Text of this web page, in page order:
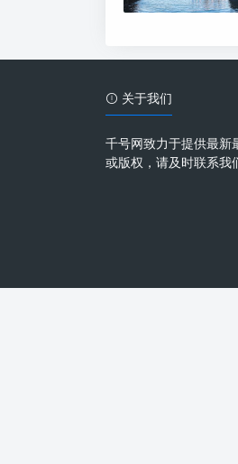
关于我们
千号网致力于提供最新
或版权，请及时联系我